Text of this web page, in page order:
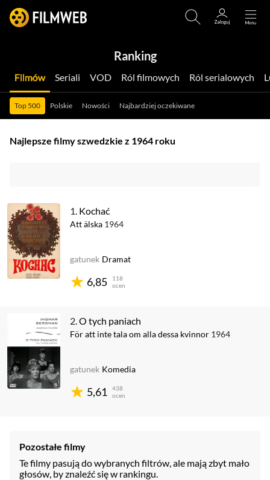
Ranking
Filmów Seriali VOD Ról filmowych Ról serialowych
Top 500 Polskie Nowości Najbardziej oczekiwane
Najlepsze filmy szwedzkie z 1964 roku
1. Kochać
Att älska 1964
6,85
118
ocen
gatunek Dramat
2.O tych paniach
För att inte tala om alla dessa kvinnor 1964
5,61
438
ocen
gatunek Komedia
Pozostałe filmy
Te filmy pasują do wybranych filtrów, ale mają zbyt mało
głosów, by znaleźć się w rankingu.